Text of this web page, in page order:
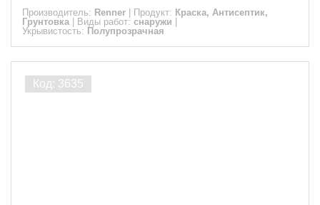
Производитель: Renner Продукт: Краска, Антисептик,
Грунтовка
Виды работ: снаружи
Укрывистость: Полупрозрачная